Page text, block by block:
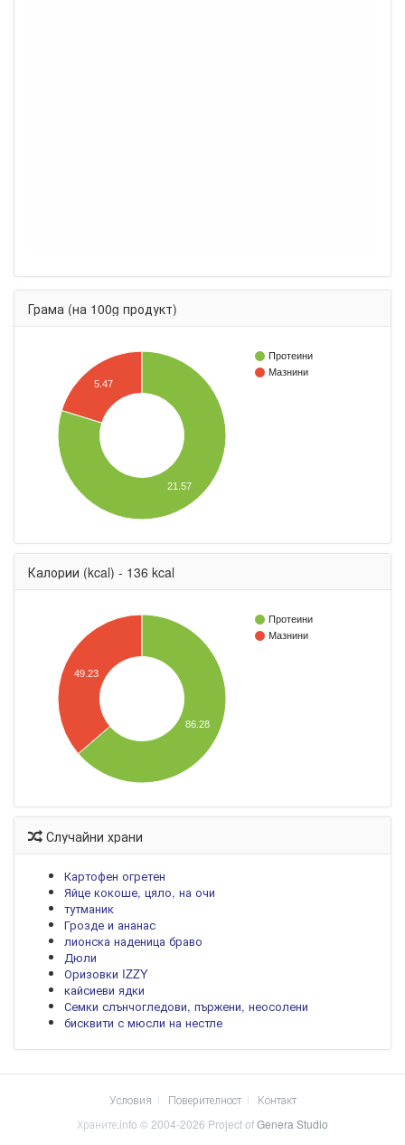
Грама (на 100g продукт)
Протеини
Мазнини
5.47
21.57
Калории (kcal) - 136 kcal
Протеини
Мазнини
49.23
86.28
Случайни храни
Картофен огретен
Яйце кокоше, цяло, на очи
тутманик
Грозде и ананас
лионска наденица браво
Дюли
Оризовки IZZY
кайсиеви ядки
Семки слънчогледови, пържени, неосолени
бисквити с мюсли на нестле
Условия Поверителност
Контакт
Храните.info © 2004-2026 Project ofGenera Studio